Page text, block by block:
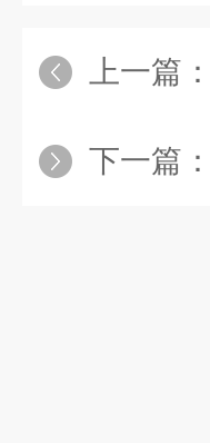
上一篇：
下一篇